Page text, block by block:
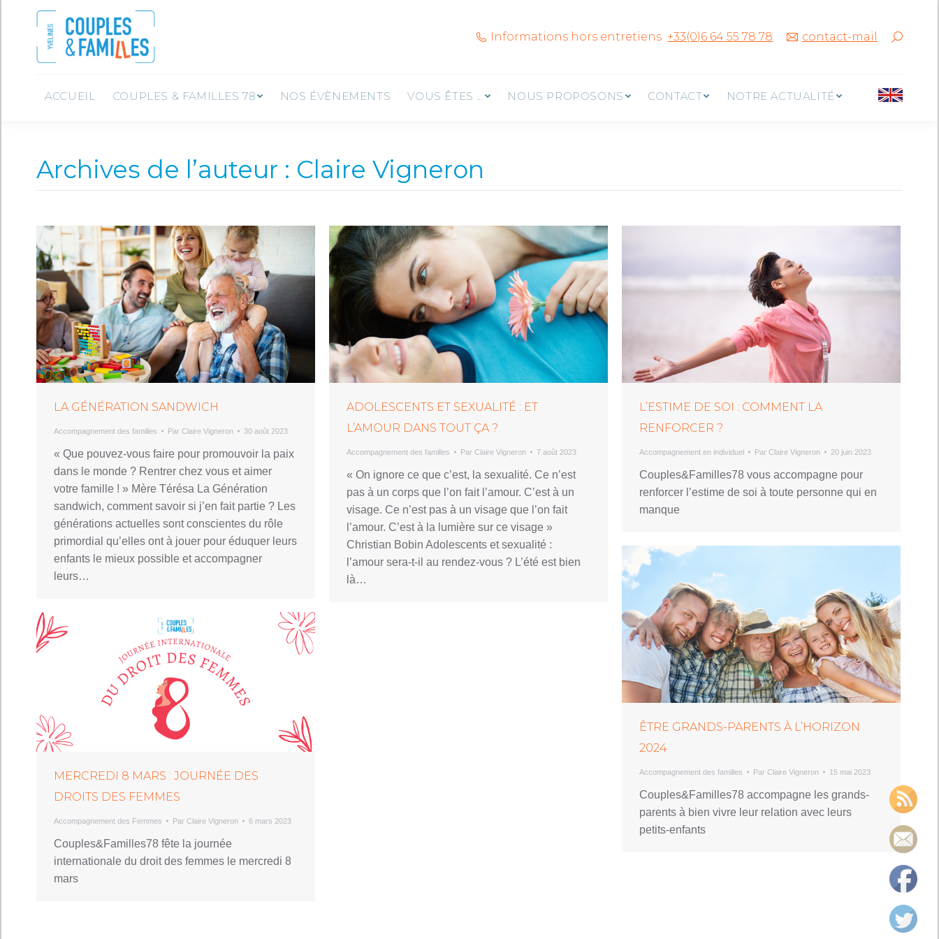
Informations hors entretiens +33(0)6 64 55 78 78 contact-mail
ACCUEIL COUPLES & FAMILLES 78 NOS ÉVÈNEMENTS VOUS ÊTES … NOUS PROPOSONS CONTACT NOTRE ACTUALITÉ
Archives de l’auteur : Claire Vigneron
LA GÉNÉRATION SANDWICH
Accompagnement des familles Par Claire Vigneron 30 août 2023
« Que pouvez-vous faire pour promouvoir la paix
dans le monde ? Rentrer chez vous et aimer
votre famille ! » Mère Térésa La Génération
sandwich, comment savoir si j’en fait partie ? Les
générations actuelles sont conscientes du rôle
primordial qu’elles ont à jouer pour éduquer leurs
enfants le mieux possible et accompagner
leurs…
ADOLESCENTS ET SEXUALITÉ : ET
L’AMOUR DANS TOUT ÇA ?
Accompagnement des familles Par Claire Vigneron 7 août 2023
« On ignore ce que c’est, la sexualité. Ce n’est
pas à un corps que l’on fait l’amour. C’est à un
visage. Ce n’est pas à un visage que l’on fait
l’amour. C’est à la lumière sur ce visage »
Christian Bobin Adolescents et sexualité :
l’amour sera-t-il au rendez-vous ? L’été est bien
là…
L’ESTIME DE SOI : COMMENT LA
RENFORCER ?
Accompagnement en individuel Par Claire Vigneron 20 juin 2023
Couples&Familles78 vous accompagne pour
renforcer l’estime de soi à toute personne qui en
manque
ÊTRE GRANDS-PARENTS À L’HORIZON
2024
Accompagnement des familles Par Claire Vigneron 15 mai 2023
Couples&Familles78 accompagne les grands-
parents à bien vivre leur relation avec leurs
petits-enfants
MERCREDI 8 MARS : JOURNÉE DES
DROITS DES FEMMES
Accompagnement des Femmes Par Claire Vigneron 6 mars 2023
Couples&Familles78 fête la journée
internationale du droit des femmes le mercredi 8
mars